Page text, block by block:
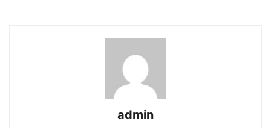
admin